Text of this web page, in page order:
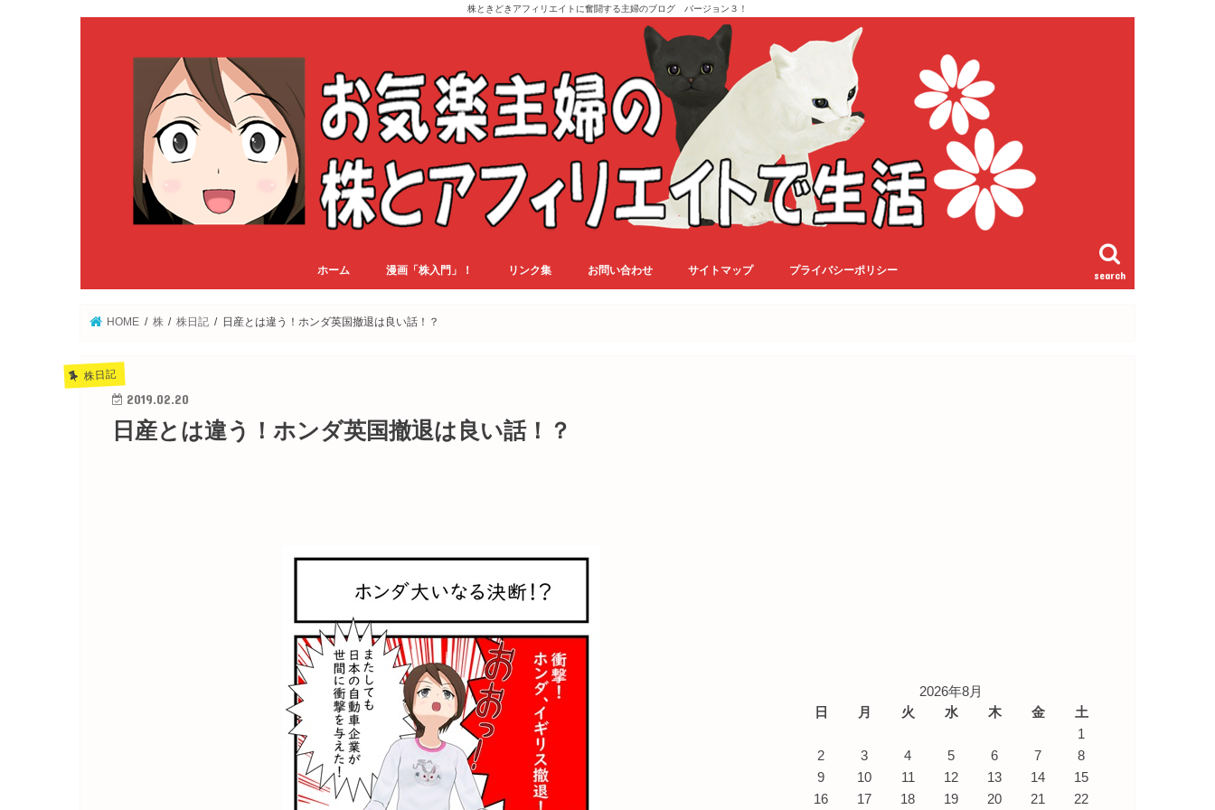
株ときどきアフィリエイトに奮闘する主婦のブログ バージョン３！
search
ホーム 漫画「株入門」！ リンク集 お問い合わせ サイトマップ プライバシーポリシー
HOME 株 株日記 日産とは違う！ホンダ英国撤退は良い話！？
株日記
2019.02.20
日産とは違う！ホンダ英国撤退は良い話！？
2026年8月
日
月 火 水 木 金
土
1
2
3 4 5 6 7
8
9
10 11 12 13 14
15
16
17 18 19 20 21 22